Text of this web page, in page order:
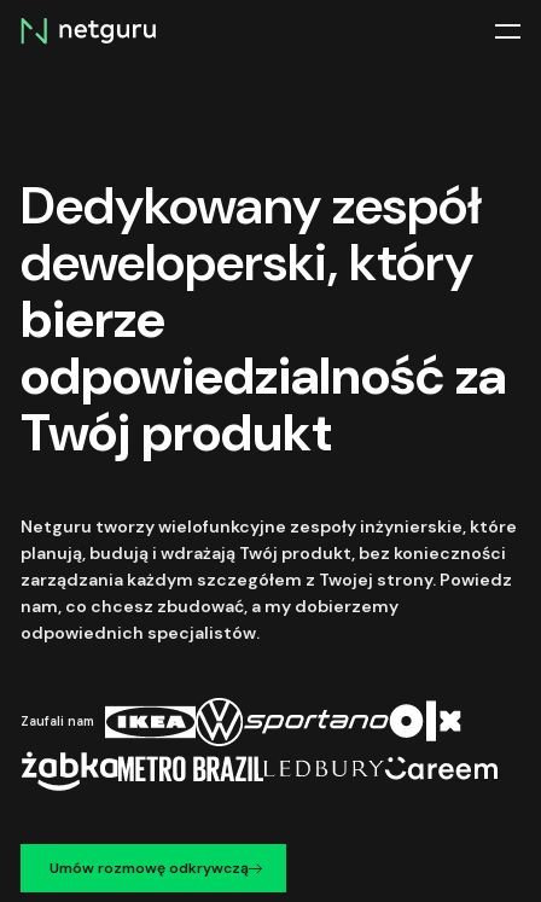
Skip
menu
Dedykowany zespół
deweloperski, który
bierze
odpowiedzialność za
Twój produkt
Netguru tworzy wielofunkcyjne zespoły inżynierskie, które
planują, budują i wdrażają Twój produkt, bez konieczności
zarządzania każdym szczegółem z Twojej strony. Powiedz
nam, co chcesz zbudować, a my dobierzemy
odpowiednich specjalistów.
Zaufali nam
Umów rozmowę odkrywczą